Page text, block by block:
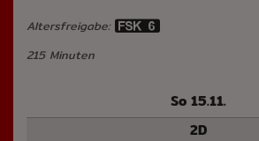
Altersfreigabe:
215 Minuten
So 15.11.
2D